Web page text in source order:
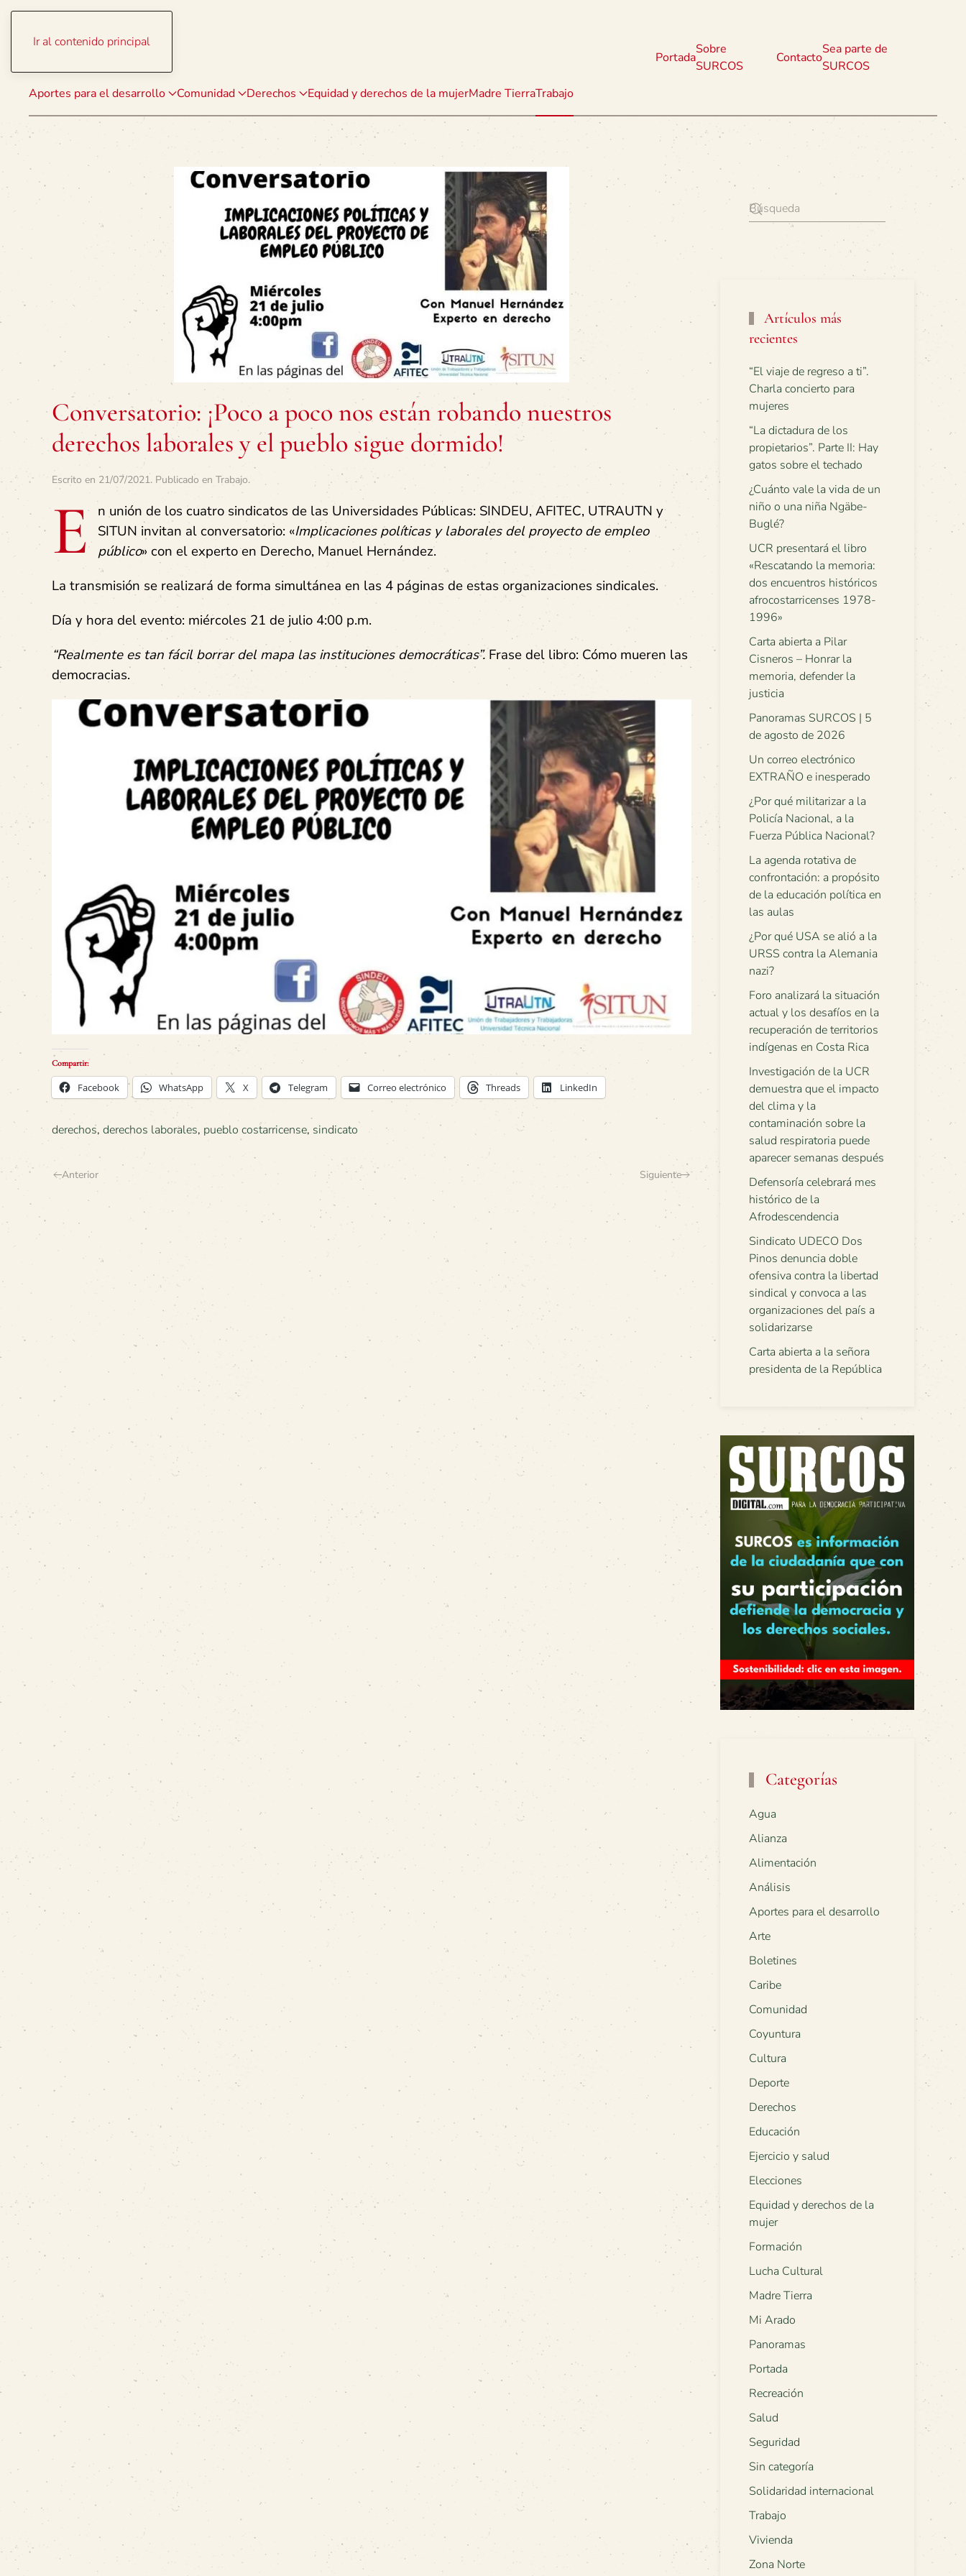
Ir al contenido principal
Aportes para el desarrollo Comunidad Derechos Equidad y derechos de la mujerMadre TierraTrabajo
Portada
Sobre
SURCOS
Contacto
Sea parte de
SURCOS
Conversatorio: ¡Poco a poco nos están robando nuestros
derechos laborales y el pueblo sigue dormido!
Escrito en 21/07/2021. Publicado en Trabajo.
E n unión de los cuatro sindicatos de las Universidades Públicas: SINDEU, AFITEC, UTRAUTN y
SITUN invitan al conversatorio: «Implicaciones políticas y laborales del proyecto de empleo
público» con el experto en Derecho, Manuel Hernández.
La transmisión se realizará de forma simultánea en las 4 páginas de estas organizaciones sindicales.
Día y hora del evento: miércoles 21 de julio 4:00 p.m.
“Realmente es tan fácil borrar del mapa las instituciones democráticas”.Frase del libro: Cómo mueren las
democracias.
Compartir:
Facebook WhatsApp X Telegram Correo electrónico Threads LinkedIn
derechos, derechos laborales, pueblo costarricense, sindicato
Anterior Siguiente
Artículos más
recientes
“El viaje de regreso a ti”.
Charla concierto para
mujeres
“La dictadura de los
propietarios”. Parte II: Hay
gatos sobre el techado
¿Cuánto vale la vida de un
niño o una niña Ngäbe-
Buglé?
UCR presentará el libro
«Rescatando la memoria:
dos encuentros históricos
afrocostarricenses 1978-
1996»
Carta abierta a Pilar
Cisneros – Honrar la
memoria, defender la
justicia
Panoramas SURCOS | 5
de agosto de 2026
Un correo electrónico
EXTRAÑO e inesperado
¿Por qué militarizar a la
Policía Nacional, a la
Fuerza Pública Nacional?
La agenda rotativa de
confrontación: a propósito
de la educación política en
las aulas
¿Por qué USA se alió a la
URSS contra la Alemania
nazi?
Foro analizará la situación
actual y los desafíos en la
recuperación de territorios
indígenas en Costa Rica
Investigación de la UCR
demuestra que el impacto
del clima y la
contaminación sobre la
salud respiratoria puede
aparecer semanas después
Defensoría celebrará mes
histórico de la
Afrodescendencia
Sindicato UDECO Dos
Pinos denuncia doble
ofensiva contra la libertad
sindical y convoca a las
organizaciones del país a
solidarizarse
Carta abierta a la señora
presidenta de la República
Categorías
Agua
Alianza
Alimentación
Análisis
Aportes para el desarrollo
Arte
Boletines
Caribe
Comunidad
Coyuntura
Cultura
Deporte
Derechos
Educación
Ejercicio y salud
Elecciones
Equidad y derechos de la
mujer
Formación
Lucha Cultural
Madre Tierra
Mi Arado
Panoramas
Portada
Recreación
Salud
Seguridad
Sin categoría
Solidaridad internacional
Trabajo
Vivienda
Zona Norte